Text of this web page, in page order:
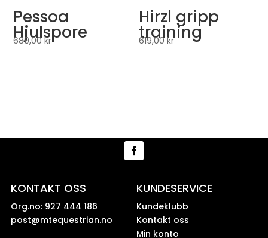
Pessoa
Hjulspore
689,00kr
Hirzl gripp
training
619,00kr
KONTAKT OSS
Org.no: 927 444 186
post@mtequestrian.no
KUNDESERVICE
Kundeklubb
Kontakt oss
Min konto